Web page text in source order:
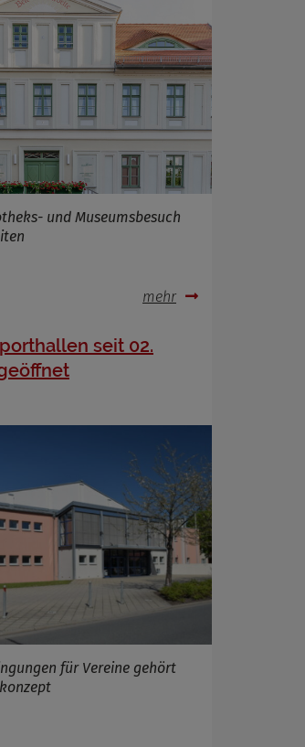
und Museumsbesuch
mehr
seit 02.
für Vereine gehört